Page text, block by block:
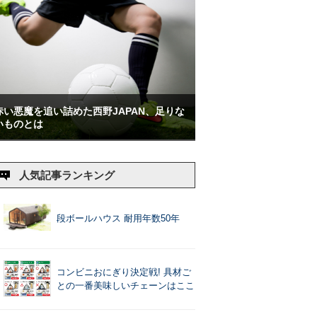
い悪魔を追い詰めた西野JAPAN、足りな
ものとは
人気記事ランキング
段ボールハウス 耐用年数50年
コンビニおにぎり決定戦! 具材ご
との一番美味しいチェーンはここ